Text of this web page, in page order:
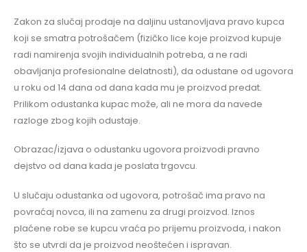
Zakon za slučaj prodaje na daljinu ustanovljava pravo kupca
koji se smatra potrošačem (fizičko lice koje proizvod kupuje
radi namirenja svojih individualnih potreba, a ne radi
obavljanja profesionalne delatnosti), da odustane od ugovora
u roku od 14 dana od dana kada mu je proizvod predat.
Prilikom odustanka kupac može, ali ne mora da navede
razloge zbog kojih odustaje.
Obrazac/izjava o odustanku ugovora proizvodi pravno
dejstvo od dana kada je poslata trgovcu.
U slučaju odustanka od ugovora, potrošač ima pravo na
povraćaj novca, ili na zamenu za drugi proizvod. Iznos
plaćene robe se kupcu vraća po prijemu proizvoda, i nakon
što se utvrdi da je proizvod neoštećen i ispravan.